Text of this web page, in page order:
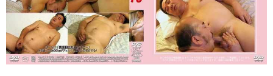
当前隐藏内容需要支付100熊币 已有37人支付 登录
立刻注册 0 收藏